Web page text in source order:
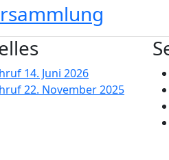
14. Juni 2026
22. November 2025